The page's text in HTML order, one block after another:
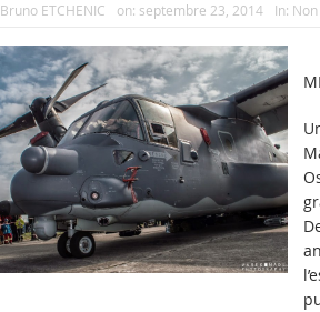
Bruno ETCHENIC on: septembre 23, 2014 In: